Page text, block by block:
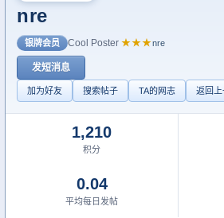
nre
银牌会员 Cool Poster ★★★nre
发短消息
加为好友 搜索帖子 TA的网志 返回上
1,210
积分
0.04
平均每日发帖